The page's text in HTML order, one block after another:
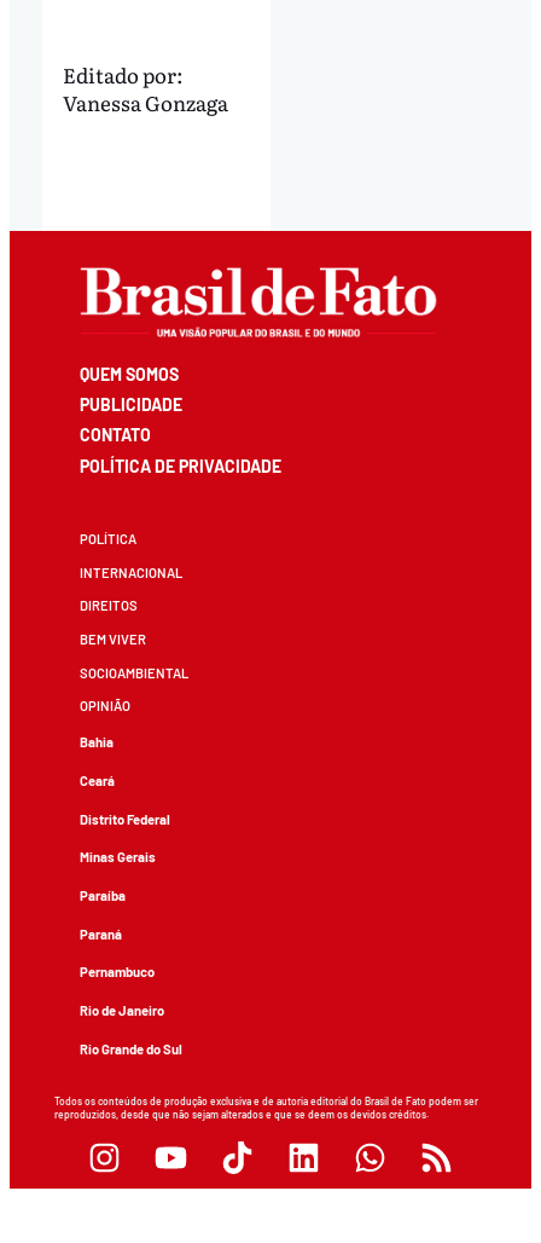
Editado por:
Vanessa Gonzaga
QUEM SOMOS
PUBLICIDADE
CONTATO
POLÍTICA DE PRIVACIDADE
POLÍTICA
INTERNACIONAL
DIREITOS
BEM VIVER
SOCIOAMBIENTAL
OPINIÃO
Bahia
Ceará
Distrito Federal
Minas Gerais
Paraíba
Paraná
Pernambuco
Rio de Janeiro
Rio Grande do Sul
Todos os conteúdos de produção exclusiva e de autoria editorial do Brasil de Fato podem ser
reproduzidos, desde que não sejam alterados e que se deem os devidos créditos.